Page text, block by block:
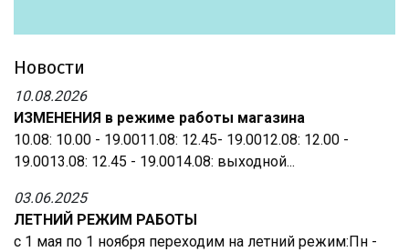
Новости
10.08.2026
ИЗМЕНЕНИЯ в режиме работы магазина
10.08: 10.00 - 19.0011.08: 12.45- 19.0012.08: 12.00 -
19.0013.08: 12.45 - 19.0014.08: выходной...
03.06.2025
ЛЕТНИЙ РЕЖИМ РАБОТЫ
с 1 мая по 1 ноября переходим на летний режим:Пн -